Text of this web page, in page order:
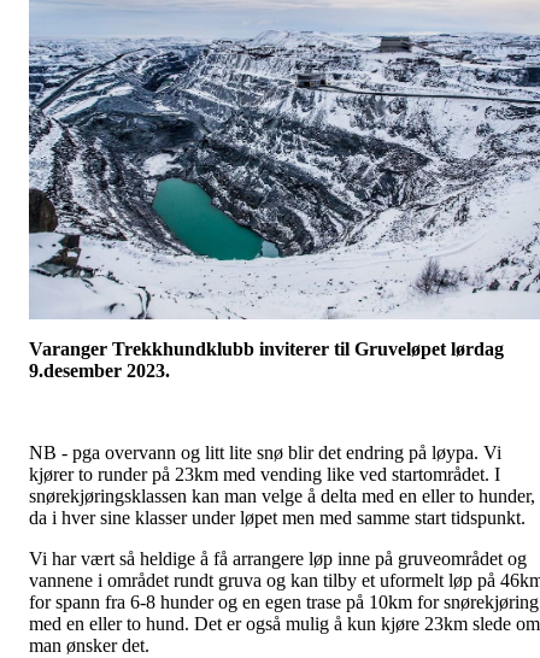
Varanger Trekkhundklubb inviterer til Gruveløpet lørdag
9.desember 2023.
NB - pga overvann og litt lite snø blir det endring på løypa. Vi
kjører to runder på 23km med vending like ved startområdet. I
snørekjøringsklassen kan man velge å delta med en eller to hunder,
da i hver sine klasser under løpet men med samme start tidspunkt.
Vi har vært så heldige å få arrangere løp inne på gruveområdet og
vannene i området rundt gruva og kan tilby et uformelt løp på
for spann fra 6-8 hunder og en egen trase på 10km for snørekjøring
med en eller to hund. Det er også mulig å kun kjøre 23km slede om
man ønsker det.